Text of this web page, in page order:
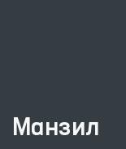
Манзил